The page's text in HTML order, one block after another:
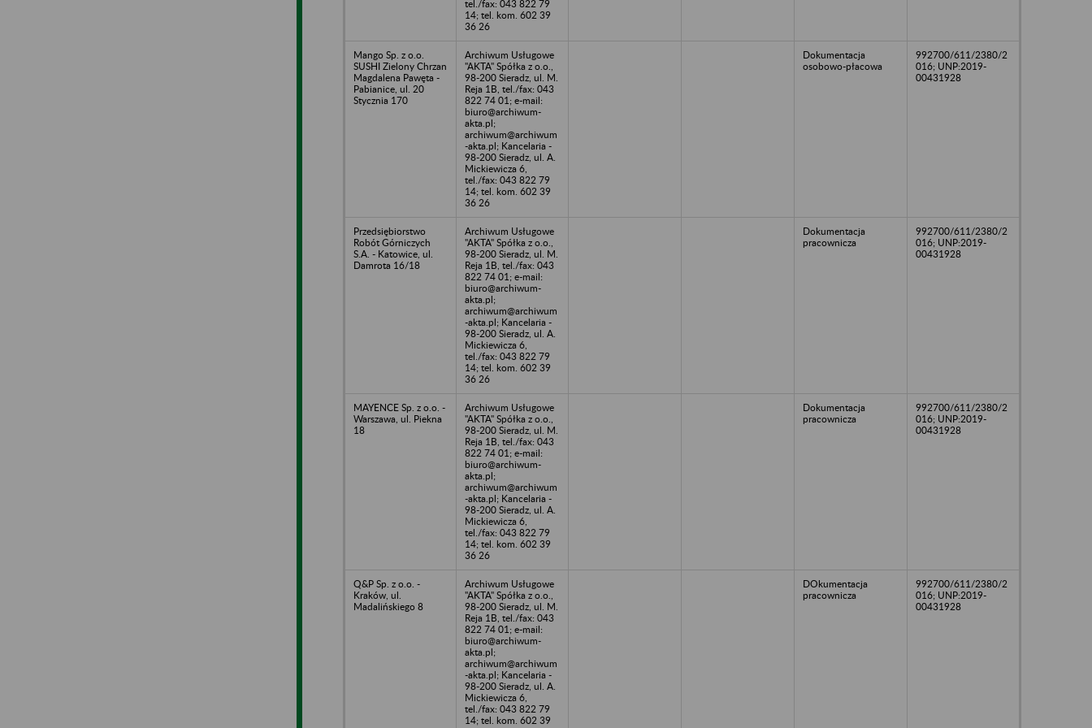
tel./fax: 043 822 79
14; tel. kom. 602 39
36 26
Mango Sp. z o.o.
SUSHI Zielony Chrzan
Magdalena Pawęta -
Pabianice, ul. 20
Stycznia 170
Archiwum Usługowe
"AKTA" Spółka z o.o.,
98-200 Sieradz, ul. M.
Reja 1B, tel./fax: 043
822 74 01; e-mail:
biuro@archiwum-
akta.pl;
archiwum@archiwum
-akta.pl; Kancelaria -
98-200 Sieradz, ul. A.
Mickiewicza 6,
tel./fax: 043 822 79
14; tel. kom. 602 39
36 26
Dokumentacja
osobowo-płacowa
992700/611/2380/2
016; UNP:2019-
00431928
Przedsiębiorstwo
Robót Górniczych
S.A. - Katowice, ul.
Damrota 16/18
Archiwum Usługowe
"AKTA" Spółka z o.o.,
98-200 Sieradz, ul. M.
Reja 1B, tel./fax: 043
822 74 01; e-mail:
biuro@archiwum-
akta.pl;
archiwum@archiwum
-akta.pl; Kancelaria -
98-200 Sieradz, ul. A.
Mickiewicza 6,
tel./fax: 043 822 79
14; tel. kom. 602 39
36 26
Dokumentacja
pracownicza
992700/611/2380/2
016; UNP:2019-
00431928
MAYENCE Sp. z o.o. -
Warszawa, ul. Piekna
18
Archiwum Usługowe
"AKTA" Spółka z o.o.,
98-200 Sieradz, ul. M.
Reja 1B, tel./fax: 043
822 74 01; e-mail:
biuro@archiwum-
akta.pl;
archiwum@archiwum
-akta.pl; Kancelaria -
98-200 Sieradz, ul. A.
Mickiewicza 6,
tel./fax: 043 822 79
14; tel. kom. 602 39
36 26
Dokumentacja
pracownicza
992700/611/2380/2
016; UNP:2019-
00431928
Q&P Sp. z o.o. -
Kraków, ul.
Madalińskiego 8
Archiwum Usługowe
"AKTA" Spółka z o.o.,
98-200 Sieradz, ul. M.
Reja 1B, tel./fax: 043
822 74 01; e-mail:
biuro@archiwum-
akta.pl;
archiwum@archiwum
-akta.pl; Kancelaria -
98-200 Sieradz, ul. A.
Mickiewicza 6,
tel./fax: 043 822 79
14; tel. kom. 602 39
DOkumentacja
pracownicza
992700/611/2380/2
016; UNP:2019-
00431928